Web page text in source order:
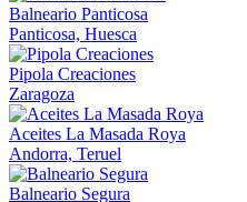
Balneario Panticosa
Panticosa, Huesca
Pipola Creaciones
Zaragoza
Aceites La Masada Roya
Andorra, Teruel
Balneario Segura